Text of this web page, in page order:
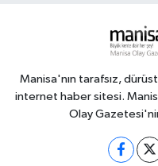
Manisa'nın tarafsız,
internet haber sitesi.
Olay